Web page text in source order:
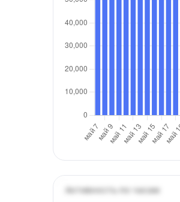
Активность по часам